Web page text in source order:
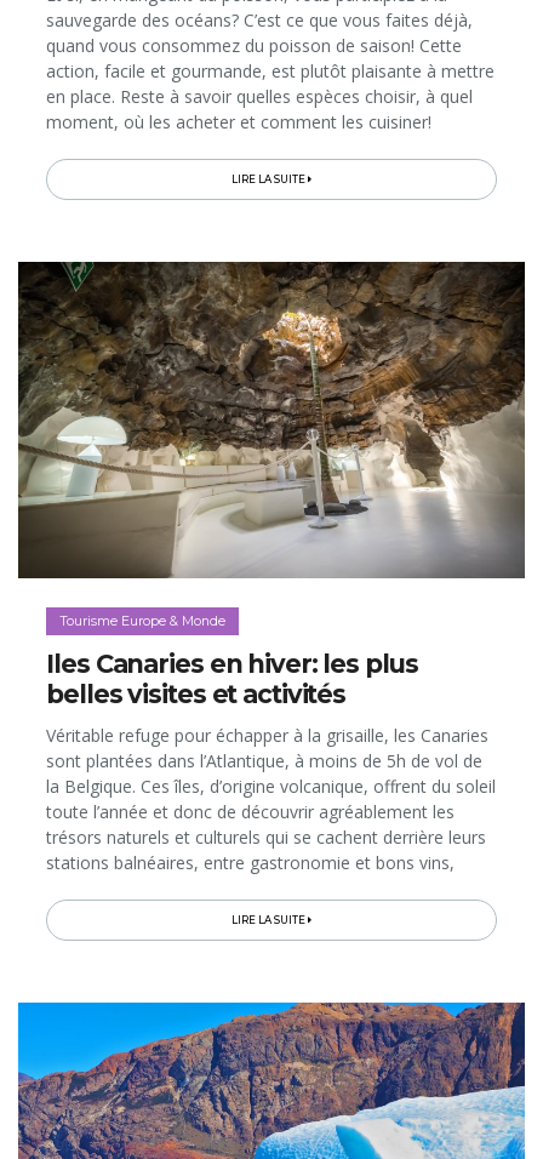
sauvegarde des océans? C’est ce que vous faites déjà,
quand vous consommez du poisson de saison! Cette
action, facile et gourmande, est plutôt plaisante à mettre
en place. Reste à savoir quelles espèces choisir, à quel
moment, où les acheter et comment les cuisiner!
d'autres initiatives...
LIRE LA SUITE
Tourisme Europe & Monde
Iles Canaries en hiver: les plus
belles visites et activités
Véritable refuge pour échapper à la grisaille, les Canaries
sont plantées dans l’Atlantique, à moins de 5h de vol de
la Belgique. Ces îles, d’origine volcanique, offrent du soleil
toute l’année et donc de découvrir agréablement les
trésors naturels et culturels qui se cachent derrière leurs
stations balnéaires, entre gastronomie et bons vins,
LIRE LA SUITE